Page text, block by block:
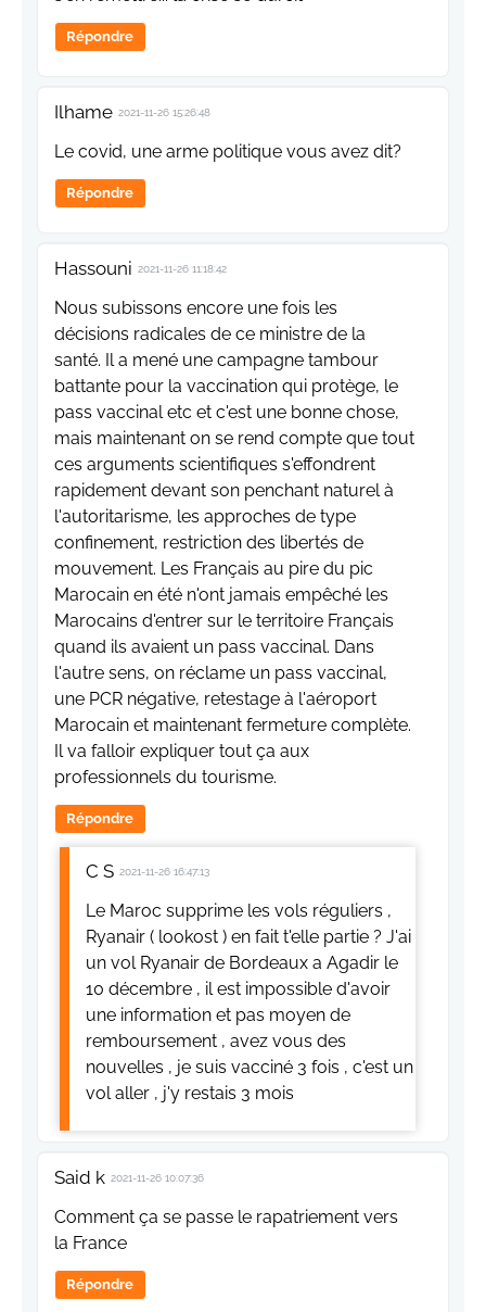
Répondre
Ilhame 2021-11-26 15:26:48
Le covid, une arme politique vous avez dit?
Répondre
Hassouni 2021-11-26 11:18:42
Nous subissons encore une fois les
décisions radicales de ce ministre de la
santé. Il a mené une campagne tambour
battante pour la vaccination qui protège, le
pass vaccinal etc et c'est une bonne chose,
mais maintenant on se rend compte que tout
ces arguments scientifiques s'effondrent
rapidement devant son penchant naturel à
l'autoritarisme, les approches de type
confinement, restriction des libertés de
mouvement. Les Français au pire du pic
Marocain en été n'ont jamais empêché les
Marocains d'entrer sur le territoire Français
quand ils avaient un pass vaccinal. Dans
l'autre sens, on réclame un pass vaccinal,
une PCR négative, retestage à l'aéroport
Marocain et maintenant fermeture complète.
Il va falloir expliquer tout ça aux
professionnels du tourisme.
Répondre
C S 2021-11-26 16:47:13
Le Maroc supprime les vols réguliers ,
Ryanair ( lookost ) en fait t'elle partie ? J'ai
un vol Ryanair de Bordeaux a Agadir le
10 décembre , il est impossible d'avoir
une information et pas moyen de
remboursement , avez vous des
nouvelles , je suis vacciné 3 fois , c'est un
vol aller , j'y restais 3 mois
Said k 2021-11-26 10:07:36
Comment ça se passe le rapatriement vers
la France
Répondre